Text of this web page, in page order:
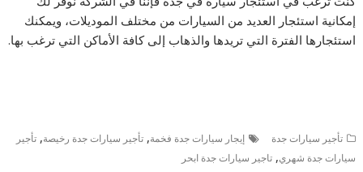
إمكانية استئجار العديد من السيارات من مختلف الموديلات، ويمكنك
استئجارها الفترة التي تريدها والذهاب إلى كافة الأماكن التي ترغب بها.
تأجير سيارات جدة إيجار سيارات جدة فخمة,تأجير سيارات جدة رخيصة,تأجير
سيارات جدة شهري,تاجير سيارات جدة ابحر